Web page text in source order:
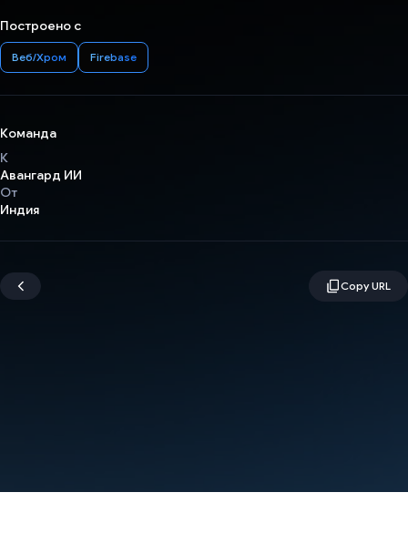
Построено с
Веб/Хром Firebase
Команда
К
Авангард ИИ
От
Индия